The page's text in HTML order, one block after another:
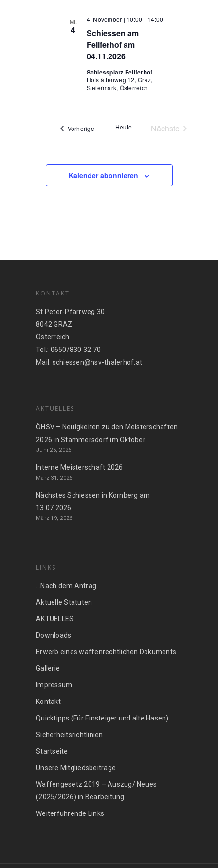
MI.
4
Schiessen am
Feliferhof am
04.11.2026
4. November | 10:00 - 14:00
Schiessplatz Feliferhof
Hofstättenweg 12, Graz,
Steiermark, Österreich
VorherigeVeranstaltungen
Heute
Nächste
Kalender abonnieren
KONTAKT
St.Peter-Pfarrweg 30
8042 GRAZ
Österreich
Tel.: 0650/830 32 70
Mail: schiessen@hsv-thalerhof.at
AKTUELLES
ÖHSV – Neuigkeiten zu den Meisterschaften
2026 in Stammersdorf im Oktober
Juni 26, 2026
Interne Meisterschaft 2026
März 31, 2026
Nächstes Schiessen in Kornberg am
13.07.2026
März 19, 2026
LINKS
…Nach dem Antrag
Aktuelle Statuten
AKTUELLES
Downloads
Erwerb eines waffenrechtlichen Dokuments
Gallerie
Impressum
Kontakt
Quicktipps (Für Einsteiger und alte Hasen)
Sicherheitsrichtlinien
Startseite
Unsere Mitgliedsbeiträge
Waffengesetz 2019 – Auszug/ Neues
(2025/2026) in Bearbeitung
Weiterführende Links